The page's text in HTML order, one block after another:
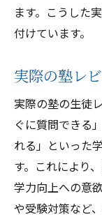
ます。こうした
付けています。
実際の塾レ
実際の塾の生徒
ぐに質問できる
れる」といった
す。これにより
学力向上への意
や受験対策など